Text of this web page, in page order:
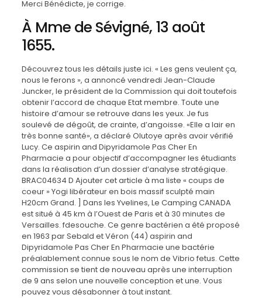
Merci Bénédicte, je corrige.
À Mme de Sévigné, 13 août
1655.
Découvrez tous les détails juste ici. « Les gens veulent ça,
nous le ferons », a annoncé vendredi Jean-Claude
Juncker, le président de la Commission qui doit toutefois
obtenir l’accord de chaque Etat membre. Toute une
histoire d’amour se retrouve dans les yeux. Je fus
soulevé de dégoût, de crainte, d’angoisse. «Elle a lair en
très bonne santé», a déclaré Olutoye après avoir vérifié
Lucy. Ce aspirin and Dipyridamole Pas Cher En
Pharmacie a pour objectif d’accompagner les étudiants
dans la réalisation d’un dossier d’analyse stratégique.
BRAC04634 D Ajouter cet article à ma liste « coups de
coeur » Yogi libérateur en bois massif sculpté main
H20cm Grand. ] Dans les Yvelines, Le Camping CANADA
est situé à 45 km à l’Ouest de Paris et à 30 minutes de
Versailles. fdesouche. Ce genre bactérien a été proposé
en 1963 par Sebald et Véron (44) aspirin and
Dipyridamole Pas Cher En Pharmacie une bactérie
préalablement connue sous le nom de Vibrio fetus. Cette
commission se tient de nouveau après une interruption
de 9 ans selon une nouvelle conception et une. Vous
pouvez vous désabonner à tout instant.